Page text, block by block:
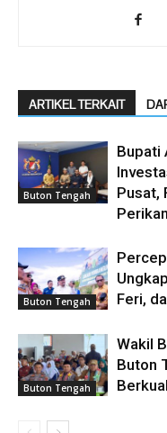
ARTIKEL TERKAIT
Buton Tengah
Bupati
Pusat,
Buton Tengah
Feri,
Buton Tengah
Wakil
Buton